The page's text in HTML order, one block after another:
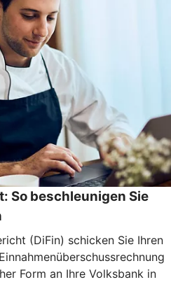
So beschleunigen Sie
(DiFin) schicken Sie Ihren
Form an Ihre Volksbank in